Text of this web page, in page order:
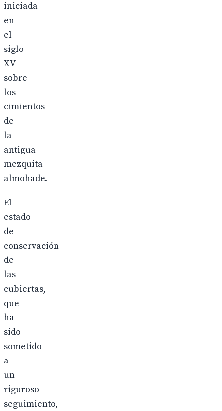
iniciada
en
el
siglo
XV
sobre
los
cimientos
de
la
antigua
mezquita
almohade.
El
estado
de
conservación
de
las
cubiertas,
que
ha
sido
sometido
a
un
riguroso
seguimiento,